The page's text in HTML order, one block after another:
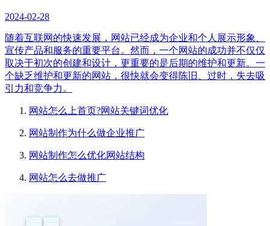
2024-02-28
随着互联网的快速发展，网站已经成为企业和个人展示形象、
宣传产品和服务的重要平台。然而，一个网站的成功并不仅仅
取决于初次的创建和设计，更重要的是后期的维护和更新。一
个缺乏维护和更新的网站，很快就会变得陈旧、过时，失去吸
引力和竞争力。
网站怎么上首页?网站关键词优化
网站制作为什么做企业推广
网站制作怎么优化网站结构
网站怎么去做推广